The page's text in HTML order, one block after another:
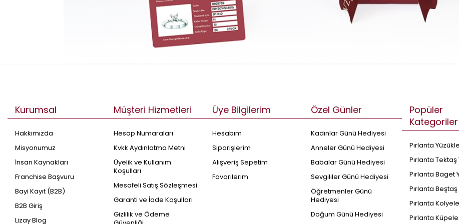
Kurumsal
Hakkımızda
Misyonumuz
İnsan Kaynakları
Franchise Başvuru
Bayi Kayıt (B2B)
B2B Giriş
Lizay Blog
Müşteri Hizmetleri
Hesap Numaraları
Kvkk Aydınlatma Metni
Üyelik ve Kullanım
Koşulları
Mesafeli Satış Sözleşmesi
Garanti ve İade Koşulları
Gizlilik ve Ödeme
Üye Bilgilerim
Hesabım
Siparişlerim
Alışveriş Sepetim
Favorilerim
Özel Günler
Kadınlar Günü Hediyesi
Anneler Günü Hediyesi
Babalar Günü Hediyesi
Sevgililer Günü Hediyesi
Öğretmenler Günü
Hediyesi
Doğum Günü Hediyesi
Popüler
Kategoriler
Pırlanta
Pırlanta
Pırlanta Baget
Pırlanta
Pırlanta
Pırlanta